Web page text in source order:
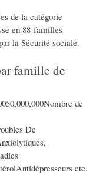
de la catégorie
en 88 familles
la Sécurité sociale.
famille de
de
De
etc.